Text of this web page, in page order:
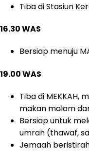
Tiba di Stasiun
16.30 WAS
Bersiap menuju
19.00 WAS
Tiba di MEKKAH,
makan malam
Bersiap untuk
umrah (thawaf,
Jemaah